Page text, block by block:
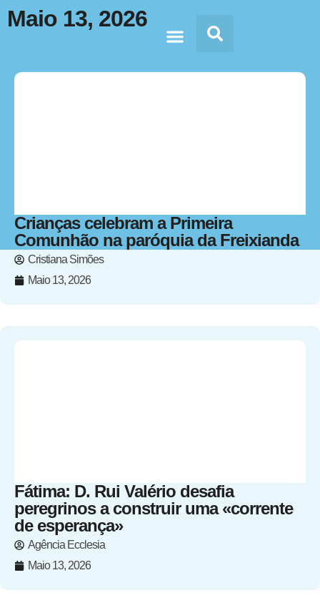
Maio 13, 2026
Crianças celebram a Primeira
Comunhão na paróquia da Freixianda
Cristiana Simões
Maio 13, 2026
Fátima: D. Rui Valério desafia
peregrinos a construir uma «corrente
de esperança»
Agência Ecclesia
Maio 13, 2026